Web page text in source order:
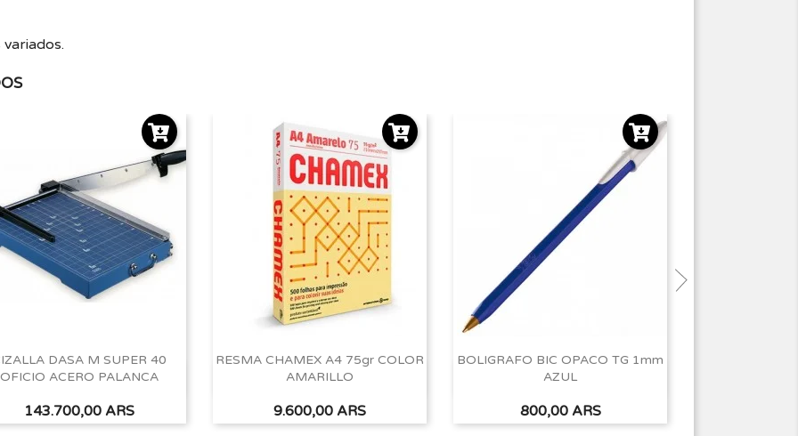
DASA M SUPER 40
OFICIO ACERO PALANCA
Precio
143.700,00 ARS
Vista rápida
RESMA CHAMEX A4 75gr COLOR
AMARILLO
Precio
9.600,00 ARS
Vista rápida
BOLIGRAFO BIC OPACO TG 1mm
AZUL
Precio
800,00 ARS
Vista rápida